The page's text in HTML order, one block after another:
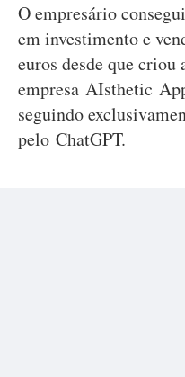
O empresário
em investimento e
euros desde que criou
empresa AIsthetic
seguindo
pelo ChatGPT.